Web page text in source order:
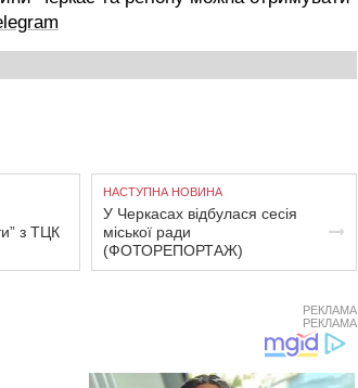
з ТЦК
НАСТУПНА НОВИНА
У Черкасах відбулася сесія
міської ради
(ФОТОРЕПОРТАЖ)
РЕКЛАМА
РЕКЛАМА